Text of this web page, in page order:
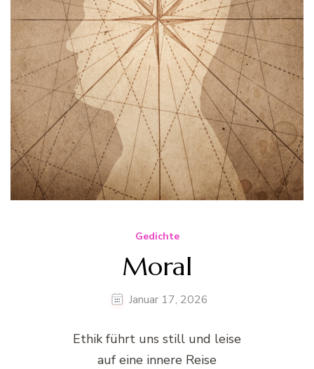
Gedichte
Moral
Januar 17, 2026
Ethik führt uns still und leise
auf eine innere Reise